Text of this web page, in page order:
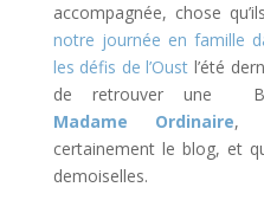
accompagnée, chose
notre journée en famille
les défis de l’Oust l’été
de retrouver une
Madame Ordinaire,
certainement le blog, et
demoiselles.